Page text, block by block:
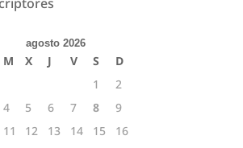
agosto 2026
M X J V S
D
1
2
4 5 6 7 8
9
11 12 13 14 15
16